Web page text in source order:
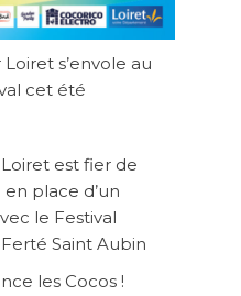
s’envole au
cet été
est fier de
place d’un
le Festival
Saint Aubin
les Cocos !